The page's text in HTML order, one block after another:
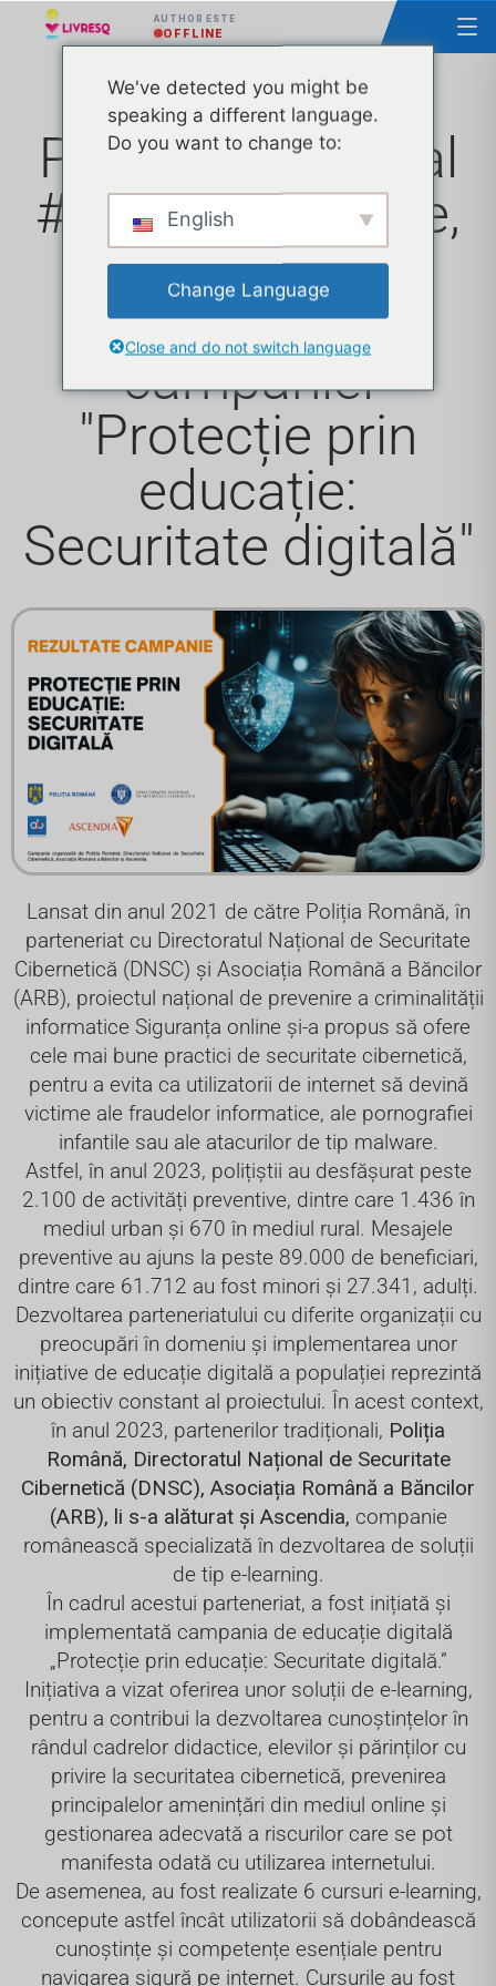
AUTHOR ESTE
OFFLINE
Proiectul național
#SigurantaOnline,
în anul 2023.
Rezultatele
campaniei
"Protecție prin
educație:
Securitate digitală"
Lansat din anul 2021 de către Poliția Română, în
parteneriat cu Directoratul Național de Securitate
Cibernetică (DNSC) și Asociația Română a Băncilor
(ARB), proiectul național de prevenire a criminalității
informatice Siguranța online și-a propus să ofere
cele mai bune practici de securitate cibernetică,
pentru a evita ca utilizatorii de internet să devină
victime ale fraudelor informatice, ale pornografiei
infantile sau ale atacurilor de tip malware.
Astfel, în anul 2023, polițiștii au desfășurat peste
2.100 de activități preventive, dintre care 1.436 în
mediul urban și 670 în mediul rural. Mesajele
preventive au ajuns la peste 89.000 de beneficiari,
dintre care 61.712 au fost minori și 27.341, adulți.
Dezvoltarea parteneriatului cu diferite organizații cu
preocupări în domeniu și implementarea unor
inițiative de educație digitală a populației reprezintă
un obiectiv constant al proiectului. În acest context,
în anul 2023, partenerilor tradiționali, Poliția
Română, Directoratul Național de Securitate
Cibernetică (DNSC), Asociația Română a Băncilor
(ARB), li s-a alăturat și Ascendia, companie
românească specializată în dezvoltarea de soluții
de tip e-learning.
În cadrul acestui parteneriat, a fost inițiată și
implementată campania de educație digitală
„Protecție prin educație: Securitate digitală.”
Inițiativa a vizat oferirea unor soluții de e-learning,
pentru a contribui la dezvoltarea cunoștințelor în
rândul cadrelor didactice, elevilor și părinților cu
privire la securitatea cibernetică, prevenirea
principalelor amenințări din mediul online și
gestionarea adecvată a riscurilor care se pot
manifesta odată cu utilizarea internetului.
De asemenea, au fost realizate 6 cursuri e-learning,
concepute astfel încât utilizatorii să dobândească
cunoștințe și competențe esențiale pentru
navigarea sigură pe internet. Cursurile au fost
We've detected you might be
speaking a different language.
Do you want to change to:
English
Change Language
Close and do not switch language